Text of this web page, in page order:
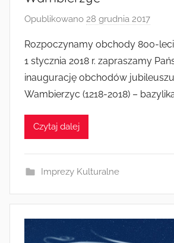
Opublikowano 28 grudnia 2017
z
e
z
a
Rozpoczynamy obchody 800-
1 stycznia 2018 r. zapraszamy
inaugurację obchodów
Wambierzyc (1218-2018) –
Czytaj dalej
Imprezy Kulturalne